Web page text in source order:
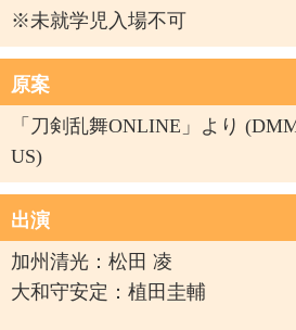
※未就学児入場不可
原案
「刀剣乱舞ONLINE」より
US)
出演
加州清光：松田 凌
大和守安定：植田圭輔